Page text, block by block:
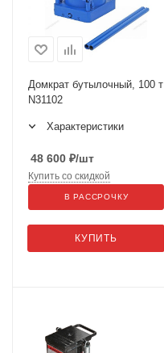
Домкрат бутылочный, 100 т
N31102
Характеристики
48 600 ₽/шт
КУПИТЬ
Купить со скидкой
В РАССРОЧКУ